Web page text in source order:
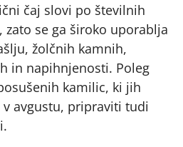
čaj slovi po številnih
se ga široko uporablja
žolčnih kamnih,
in napihnjenosti. Poleg
kamilic, ki jih
avgustu, pripraviti tudi